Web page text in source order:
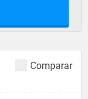
Comparar